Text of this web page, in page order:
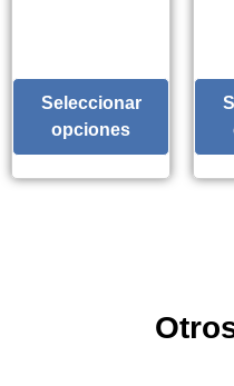
Seleccionar
opciones